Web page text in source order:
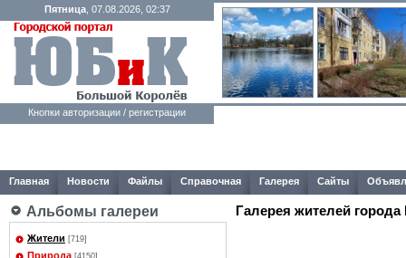
Пятница, 07.08.2026, 02:37
Кнопки авторизации / регистрации
Главная Новости Файлы Справочная Галерея Сайты
Альбомы галереи
Жители [719]
Природа [4150]
Галерея жителей города